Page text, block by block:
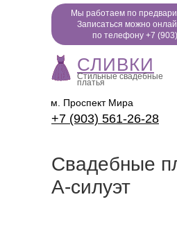
Мы работаем по
Записаться можно
по телефону +7
+7 (903) 561-26-28
СЛИВКИ
Стильные свадебные
платья
м. Проспект Мира
Свадебные
А-силуэт